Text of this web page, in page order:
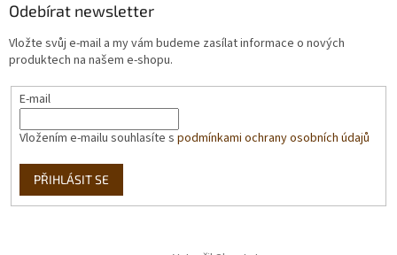
Odebírat newsletter
Vložte svůj e-mail a my vám budeme zasílat informace o nových
produktech na našem e-shopu.
E-mail
Vložením e-mailu souhlasíte s podmínkami ochrany osobních údajů
PŘIHLÁSIT SE